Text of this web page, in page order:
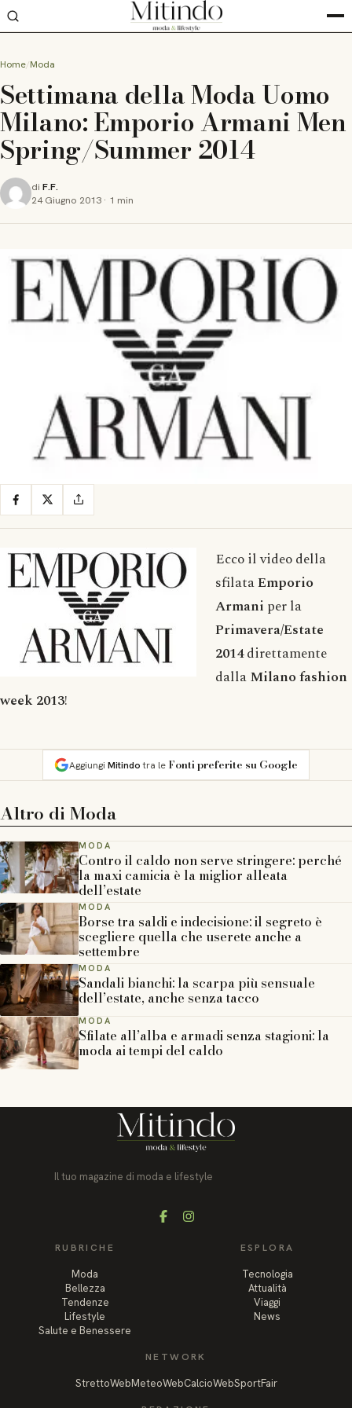
Home Moda
Settimana della Moda Uomo
Milano: Emporio Armani Men
Spring/Summer 2014
di F.F.
24 Giugno 2013 · 1 min
Ecco il video della
sfilataEmporio
Armani per la
Primavera/Estate
2014direttamente
dallaMilano fashion
week 2013!
Aggiungi Mitindotra le Fonti preferite su Google
Altro di Moda
MODA
Contro il caldo non serve stringere: perché
la maxi camicia è la miglior alleata
dell’estate
MODA
Borse tra saldi e indecisione: il segreto è
scegliere quella che userete anche a
settembre
MODA
Sandali bianchi: la scarpa più sensuale
dell’estate, anche senza tacco
MODA
Sfilate all’alba e armadi senza stagioni: la
moda ai tempi del caldo
Il tuo magazine di moda e lifestyle
FacebookInstagram
RUBRICHE
Moda
Bellezza
Tendenze
Lifestyle
Salute e Benessere
ESPLORA
Tecnologia
Attualità
Viaggi
News
NETWORK
StrettoWebMeteoWebCalcioWebSportFair